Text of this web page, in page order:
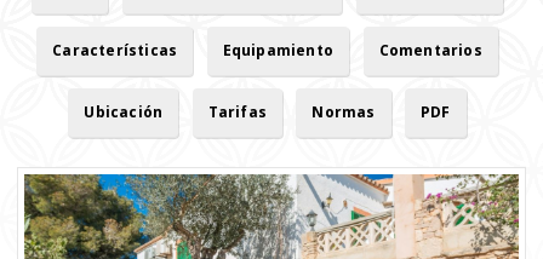
Características Equipamiento Comentarios
Ubicación Tarifas Normas PDF